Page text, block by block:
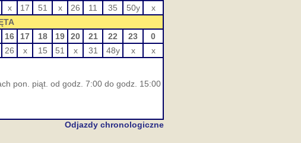
x 17 51 x 26 11 35 50y
x
16 17 18 19 20 21 22 23
0
26 x 15 51 x 31 48y x
x
pon. piąt. od godz. 7:00 do godz. 15:00
Odjazdy chronologiczne